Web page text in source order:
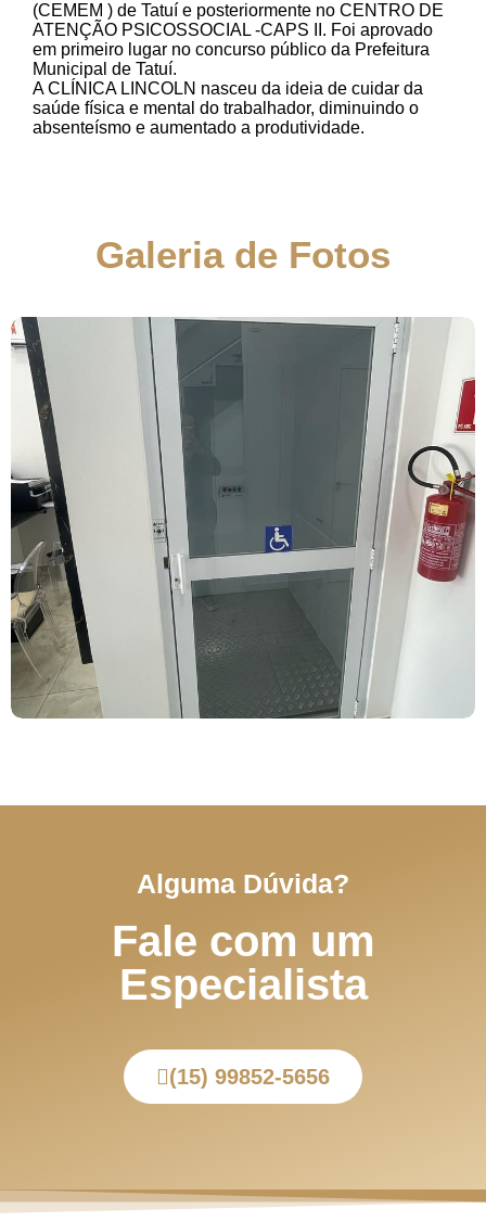
(CEMEM ) de Tatuí e posteriormente no CENTRO DE
ATENÇÃO PSICOSSOCIAL -CAPS II. Foi aprovado
em primeiro lugar no concurso público da Prefeitura
Municipal de Tatuí.
A CLÍNICA LINCOLN nasceu da ideia de cuidar da
saúde física e mental do trabalhador, diminuindo o
absenteísmo e aumentado a produtividade.
Galeria de Fotos
Alguma Dúvida?
Fale com um
Especialista
(15) 99852-5656